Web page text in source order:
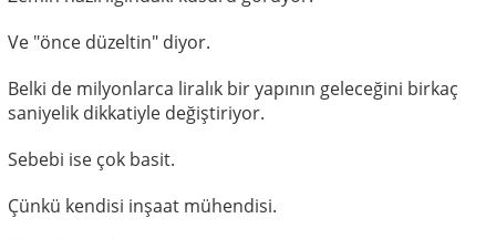
Ve "önce düzeltin" diyor.
Belki de milyonlarca liralık bir yapının geleceğini birkaç
saniyelik dikkatiyle değiştiriyor.
Sebebi ise çok basit.
Çünkü kendisi inşaat mühendisi.